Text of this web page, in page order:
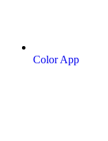
Color App